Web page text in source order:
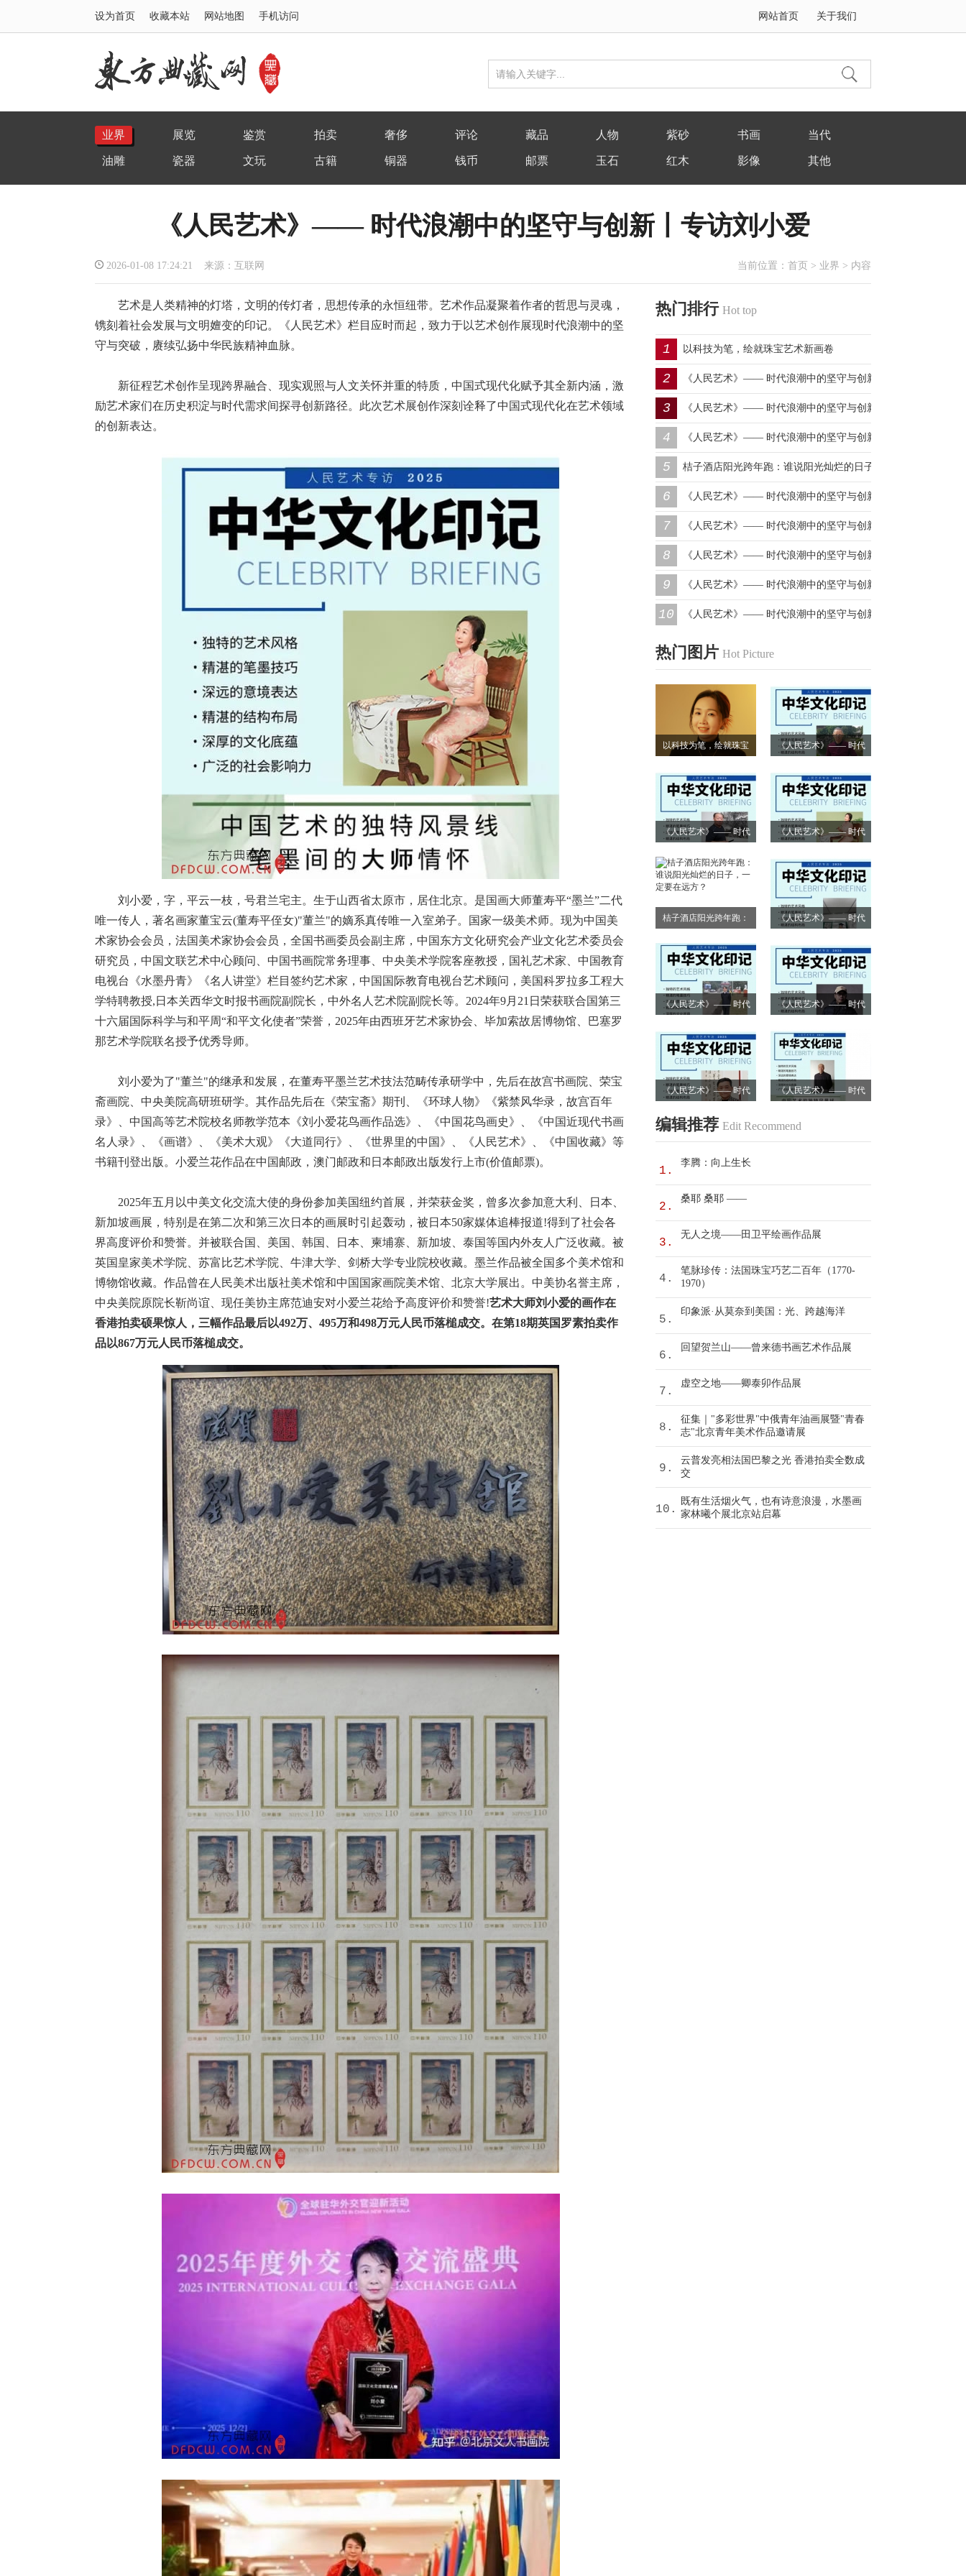
设为首页 收藏本站 网站地图 手机访问 网站首页 关于我们
业界 展览 鉴赏 拍卖 奢侈 评论 藏品 人物 紫砂 书画 当代
油雕 瓷器 文玩 古籍 铜器 钱币 邮票 玉石 红木 影像 其他
《人民艺术》—— 时代浪潮中的坚守与创新丨专访刘小爱
2026-01-08 17:24:21 来源：互联网 当前位置： 首页 > 业界 > 内容
艺术是人类精神的灯塔，文明的传灯者，思想传承的永恒纽带。艺术作品凝聚着作者的哲思与灵魂，
镌刻着社会发展与文明嬗变的印记。《人民艺术》栏目应时而起，致力于以艺术创作展现时代浪潮中的坚
守与突破，赓续弘扬中华民族精神血脉。
新征程艺术创作呈现跨界融合、现实观照与人文关怀并重的特质，中国式现代化赋予其全新内涵，激
励艺术家们在历史积淀与时代需求间探寻创新路径。此次艺术展创作深刻诠释了中国式现代化在艺术领域
的创新表达。
刘小爱，字，平云一枝，号君兰宅主。生于山西省太原市，居住北京。是国画大师董寿平“墨兰”二代
唯一传人，著名画家董宝云(董寿平侄女)"董兰"的嫡系真传唯一入室弟子。国家一级美术师。现为中国美
术家协会会员，法国美术家协会会员，全国书画委员会副主席，中国东方文化研究会产业文化艺术委员会
研究员，中国文联艺术中心顾问、中国书画院常务理事、中央美术学院客座教授，国礼艺术家、中国教育
电视台《水墨丹青》《名人讲堂》栏目签约艺术家，中国国际教育电视台艺术顾问，美国科罗拉多工程大
学特聘教授,日本关西华文时报书画院副院长，中外名人艺术院副院长等。2024年9月21日荣获联合国第三
十六届国际科学与和平周“和平文化使者”荣誉，2025年由西班牙艺术家协会、毕加索故居博物馆、巴塞罗
那艺术学院联名授予优秀导师。
刘小爱为了"董兰"的继承和发展，在董寿平墨兰艺术技法范畴传承研学中，先后在故宫书画院、荣宝
斋画院、中央美院高研班研学。其作品先后在《荣宝斋》期刊、《环球人物》《紫禁风华录，故宫百年
录》、中国高等艺术院校名师教学范本《刘小爱花鸟画作品选》、《中国花鸟画史》、《中国近现代书画
名人录》、《画谱》、《美术大观》《大道同行》、《世界里的中国》、《人民艺术》、《中国收藏》等
书籍刊登出版。小爱兰花作品在中国邮政，澳门邮政和日本邮政出版发行上市(价值邮票)。
2025年五月以中美文化交流大使的身份参加美国纽约首展，并荣获金奖，曾多次参加意大利、日本、
新加坡画展，特别是在第二次和第三次日本的画展时引起轰动，被日本50家媒体追棒报道!得到了社会各
界高度评价和赞誉。并被联合国、美国、韩国、日本、柬埔寨、新加坡、泰国等国内外友人广泛收藏。被
英国皇家美术学院、苏富比艺术学院、牛津大学、剑桥大学专业院校收藏。墨兰作品被全国多个美术馆和
博物馆收藏。作品曾在人民美术出版社美术馆和中国国家画院美术馆、北京大学展出。中美协名誉主席，
中央美院原院长靳尚谊、现任美协主席范迪安对小爱兰花给予高度评价和赞誉!艺术大师刘小爱的画作在
香港拍卖硕果惊人，三幅作品最后以492万、495万和498万元人民币落槌成交。 在第18期英国罗素拍卖作
品以867万元人民币落槌成交。
热门排行 Hot top
1 以科技为笔，绘就珠宝艺术新画卷
2 《人民艺术》—— 时代浪潮中的坚守与创新丨专访朱建谷
3 《人民艺术》—— 时代浪潮中的坚守与创新丨专访王万宏
4 《人民艺术》—— 时代浪潮中的坚守与创新丨专访刘小爱
5 桔子酒店阳光跨年跑：谁说阳光灿烂的日子，一定要在远
方？
6 《人民艺术》—— 时代浪潮中的坚守与创新丨专访莫怀远
7 《人民艺术》—— 时代浪潮中的坚守与创新丨专访卿笃武
8 《人民艺术》—— 时代浪潮中的坚守与创新丨专访张涛
9 《人民艺术》—— 时代浪潮中的坚守与创新丨专访沈志昂
10 《人民艺术》—— 时代浪潮中的坚守与创新丨专访李润德
热门图片 Hot Picture
以科技为笔，绘就珠宝 《人民艺术》—— 时代
专访朱建谷
《人民艺术》—— 时代
专访王万宏
《人民艺术》—— 时代
专访刘小爱
桔子酒店阳光跨年跑：
一定要在远方？
《人民艺术》—— 时代
专访莫怀远
《人民艺术》—— 时代
专访卿笃武
《人民艺术》—— 时代
专访张涛
《人民艺术》—— 时代
专访沈志昂
《人民艺术》—— 时代
编辑推荐 Edit Recommend
1.
李腾：向上生长
2.
桑耶 桑耶 ——
3.
无人之境——田卫平绘画作品展
4.
笔脉珍传：法国珠宝巧艺二百年（1770-
1970）
5.
印象派·从莫奈到美国：光、跨越海洋
6.
回望贺兰山——曾来德书画艺术作品展
7.
虚空之地——卿泰卯作品展
8.
征集｜"多彩世界"中俄青年油画展暨"青春
志"北京青年美术作品邀请展
9.
云普发亮相法国巴黎之光 香港拍卖全数成
交
10.
既有生活烟火气，也有诗意浪漫，水墨画
家林曦个展北京站启幕